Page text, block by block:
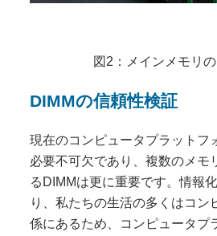
図2：メインメモリ
DIMMの信頼性検証
現在のコンピュータプラットフ
必要不可欠であり、複数のメモ
るDIMMは更に重要です。情報
り、私たちの生活の多くはコン
係にあるため、コンピュータプ